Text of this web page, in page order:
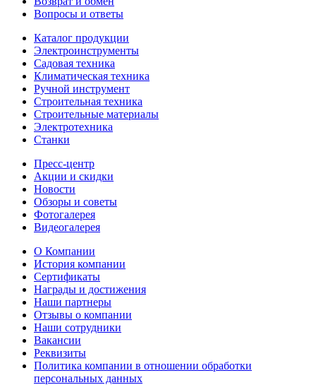
Вопросы и ответы
Каталог продукции
Электроинструменты
Садовая техника
Климатическая техника
Ручной инструмент
Строительная техника
Строительные материалы
Электротехника
Станки
Пресс-центр
Акции и скидки
Новости
Обзоры и советы
Фотогалерея
Видеогалерея
О Компании
История компании
Сертификаты
Награды и достижения
Наши партнеры
Отзывы о компании
Наши сотрудники
Вакансии
Реквизиты
Политика компании в отношении обработки
персональных данных